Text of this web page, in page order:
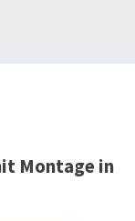
Montage in